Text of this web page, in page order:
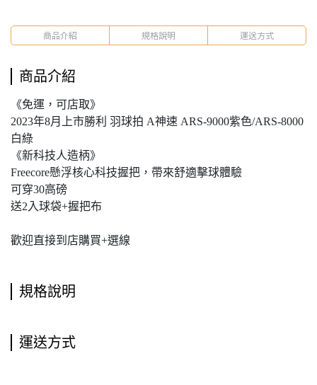
商品介紹 規格說明 運送方式
商品介紹
《免運，可店取》
2023年8月上市勝利 羽球拍 A神速 ARS-9000紫色/ARS-8000
白綠
《新科技人造柄》
Freecore懸浮核心科技握把，帶來舒適擊球體驗
可穿30高磅
送2入球袋+握把布
歡迎直接到店購買+選線
規格說明
運送方式